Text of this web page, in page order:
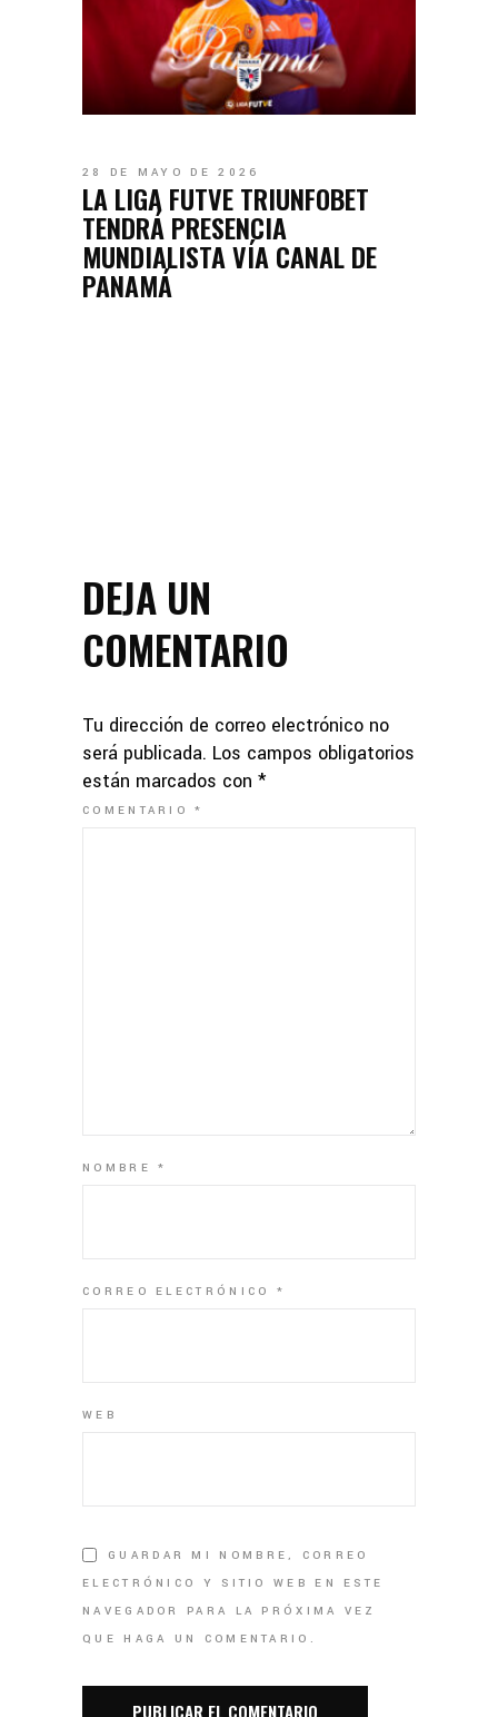
28 DE MAYO DE 2026
LA LIGA FUTVE TRIUNFOBET
TENDRÁ PRESENCIA
MUNDIALISTA VÍA CANAL DE
PANAMÁ
DEJA UN
COMENTARIO
Tu dirección de correo electrónico no
será publicada. Los campos obligatorios
están marcados con *
COMENTARIO*
NOMBRE*
CORREO ELECTRÓNICO *
WEB
GUARDAR MI NOMBRE, CORREO
ELECTRÓNICO Y SITIO WEB EN ESTE
NAVEGADOR PARA LA PRÓXIMA VEZ
QUE HAGA UN COMENTARIO.